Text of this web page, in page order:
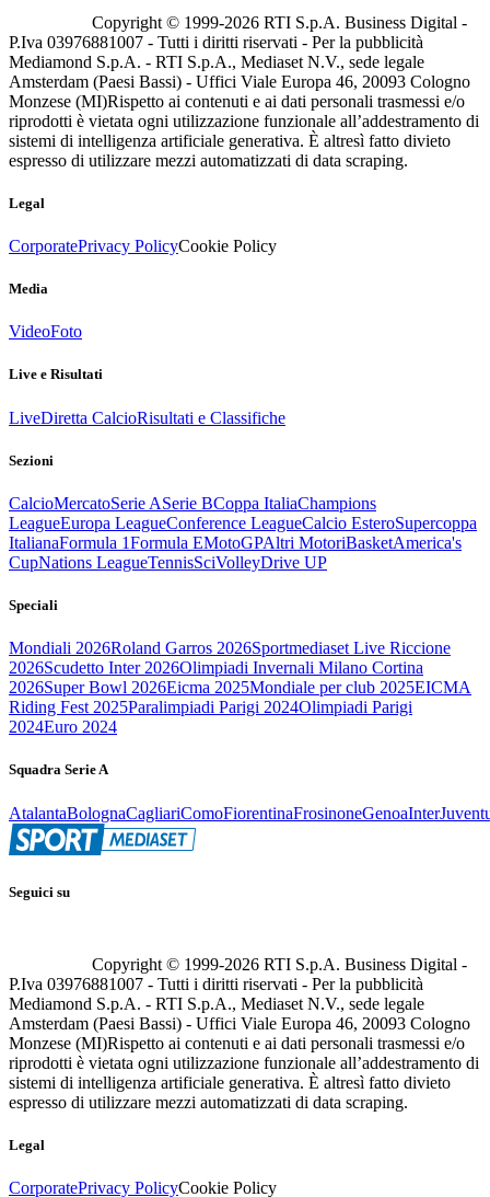
Copyright © 1999-2026 RTI S.p.A. Business Digital -
P.Iva 03976881007 - Tutti i diritti riservati - Per la pubblicità
Mediamond S.p.A. - RTI S.p.A., Mediaset N.V., sede legale
Amsterdam (Paesi Bassi) - Uffici Viale Europa 46, 20093 Cologno
Monzese (MI)Rispetto ai contenuti e ai dati personali trasmessi e/o
riprodotti è vietata ogni utilizzazione funzionale all’addestramento di
sistemi di intelligenza artificiale generativa. È altresì fatto divieto
espresso di utilizzare mezzi automatizzati di data scraping.
Legal
CorporatePrivacy PolicyCookie Policy
Media
VideoFoto
Live e Risultati
LiveDiretta CalcioRisultati e Classifiche
Sezioni
CalcioMercatoSerie ASerie BCoppa ItaliaChampions
LeagueEuropa LeagueConference LeagueCalcio EsteroSupercoppa
ItalianaFormula 1Formula EMotoGPAltri MotoriBasketAmerica's
CupNations LeagueTennisSciVolleyDrive UP
Speciali
Mondiali 2026Roland Garros 2026Sportmediaset Live Riccione
2026Scudetto Inter 2026Olimpiadi Invernali Milano Cortina
2026Super Bowl 2026Eicma 2025Mondiale per club 2025EICMA
Riding Fest 2025Paralimpiadi Parigi 2024Olimpiadi Parigi
2024Euro 2024
Squadra Serie A
AtalantaBolognaCagliariComoFiorentinaFrosinoneGenoaInter
Seguici su
Copyright © 1999-2026 RTI S.p.A. Business Digital -
P.Iva 03976881007 - Tutti i diritti riservati - Per la pubblicità
Mediamond S.p.A. - RTI S.p.A., Mediaset N.V., sede legale
Amsterdam (Paesi Bassi) - Uffici Viale Europa 46, 20093 Cologno
Monzese (MI)Rispetto ai contenuti e ai dati personali trasmessi e/o
riprodotti è vietata ogni utilizzazione funzionale all’addestramento di
sistemi di intelligenza artificiale generativa. È altresì fatto divieto
espresso di utilizzare mezzi automatizzati di data scraping.
Legal
CorporatePrivacy PolicyCookie Policy